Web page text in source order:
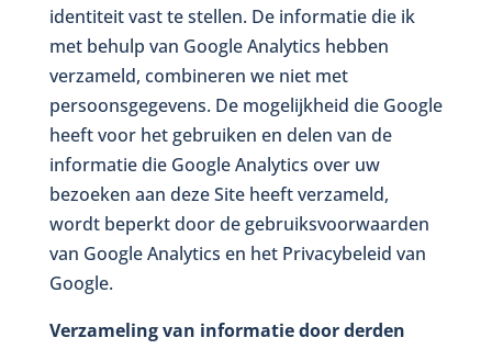
identiteit vast te stellen. De informatie die ik
met behulp van Google Analytics hebben
verzameld, combineren we niet met
persoonsgegevens. De mogelijkheid die Google
heeft voor het gebruiken en delen van de
informatie die Google Analytics over uw
bezoeken aan deze Site heeft verzameld,
wordt beperkt door de gebruiksvoorwaarden
van Google Analytics en het Privacybeleid van
Google.
Verzameling van informatie door derden